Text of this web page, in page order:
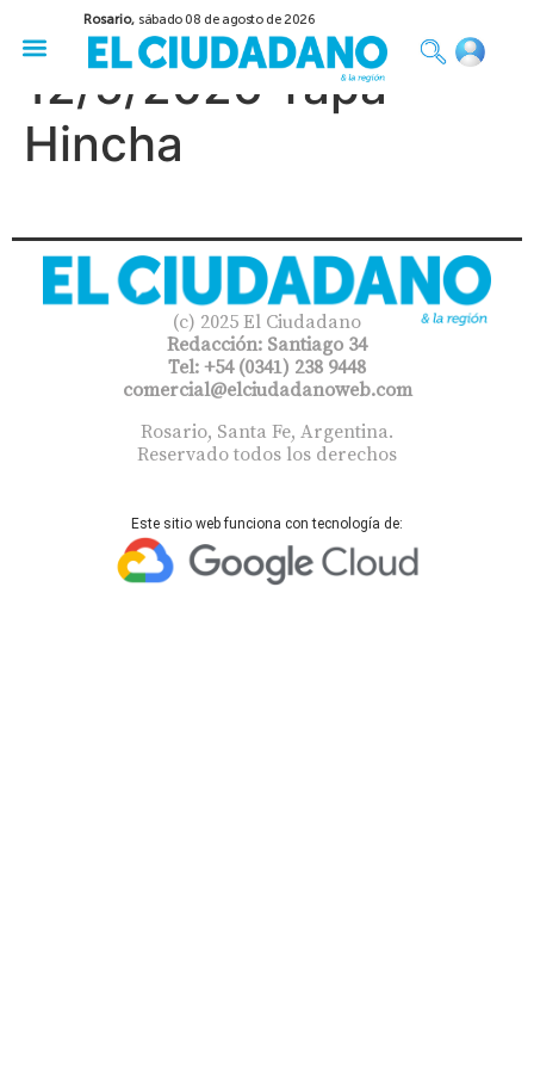
Rosario, sábado 08 de agosto de 2026
12/5/2026 Tapa
Hincha
(c) 2025 El Ciudadano
Redacción: Santiago 34
Tel: +54 (0341) 238 9448
comercial@elciudadanoweb.com​
Rosario, Santa Fe, Argentina.
Reservado todos los derechos
Este sitio web funciona con tecnología de: